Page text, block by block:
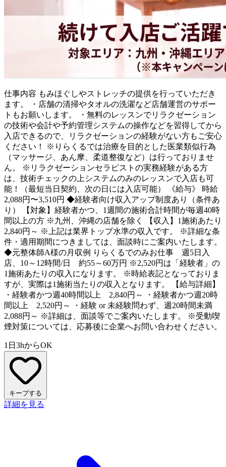
仕事内容 もみほぐしやストレッチの提供を行っていただき
ます。 ・店舗の清掃やタオルの洗濯など店舗運営のサポー
トもお願いします。 ・無料のレッスンでリラクゼーション
の技術や会計や予約管理システムの操作などを習得してから
入店できるので、リラクゼーションの経験がない方もご安心
ください！ ※りらくるでは治療を目的とした医業類似行為
（マッサージ、あん摩、柔道整復など）は行っておりませ
ん。 ※リラクゼーションセラピストの実務経験がある方
は、技術チェックの上システムのみのレッスンで入店も可
能！（最短当日契約、次の日には入店可能） 《給与》 時給
2,088円〜3,510円 ◆経験者向け収入アップ制度あり（条件あ
り） 【対象】経験者かつ、1週間の施術合計時間が毎週40時
間以上の方 ※九州、沖縄の店舗を除く 【収入】1施術あたり
2,840円～ ※上記は業界トップ水準の収入です。 ※詳細な条
件・適用期間につきましては、面談時にご案内いたします。
◆元整体師A様の月収例 りらくるでのみお仕事 週5日入
店、10～12時間/日 約55～60万円 ※2,520円は「経験者」の
1施術あたりの収入になります。 ※時給表記となっておりま
すが、実際は1施術当たりの収入となります。 【給与詳細】
・経験者かつ週40時間以上 2,840円～ ・経験者かつ週20時
間以上 2,520円～ ・経験 or 未経験問わず、週20時間未満
2,088円～ ※詳細は、面談等でご案内いたします。 ※受動喫
煙対策については、応募後に企業へお問い合わせください。
1日3hからOK
キープする
詳細を見る